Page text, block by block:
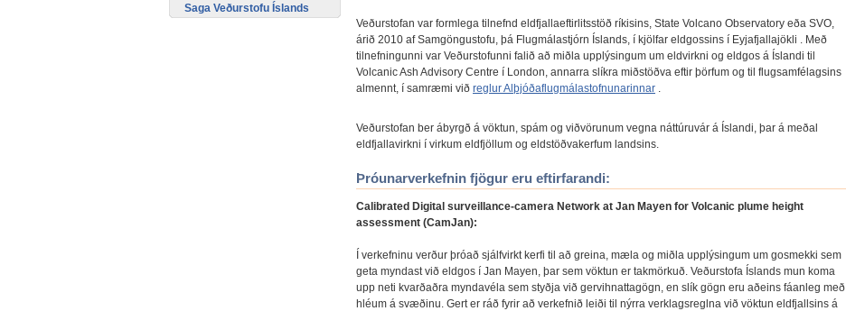
Veðurstofan var formlega tilnefnd eldfjallaeftirlitsstöð ríkisins, State Volcano Observatory eða SVO,
árið 2010 af Samgöngustofu, þá Flugmálastjórn Íslands, í kjölfar eldgossins í Eyjafjallajökli . Með
tilnefningunni var Veðurstofunni falið að miðla upplýsingum um eldvirkni og eldgos á Íslandi til
Volcanic Ash Advisory Centre í London, annarra slíkra miðstöðva eftir þörfum og til flugsamfélagsins
almennt, í samræmi við reglur Alþjóðaflugmálastofnunarinnar .
Veðurstofan ber ábyrgð á vöktun, spám og viðvörunum vegna náttúruvár á Íslandi, þar á meðal
eldfjallavirkni í virkum eldfjöllum og eldstöðvakerfum landsins.
Þróunarverkefnin fjögur eru eftirfarandi:
Calibrated Digital surveillance-camera Network at Jan Mayen for Volcanic plume height
assessment (CamJan):
Í verkefninu verður þróað sjálfvirkt kerfi til að greina, mæla og miðla upplýsingum um gosmekki sem
geta myndast við eldgos í Jan Mayen, þar sem vöktun er takmörkuð. Veðurstofa Íslands mun koma
upp neti kvarðaðra myndavéla sem styðja við gervihnattagögn, en slík gögn eru aðeins fáanleg með
hléum á svæðinu. Gert er ráð fyrir að verkefnið leiði til nýrra verklagsreglna við vöktun eldfjallsins á
Saga Veðurstofu Íslands